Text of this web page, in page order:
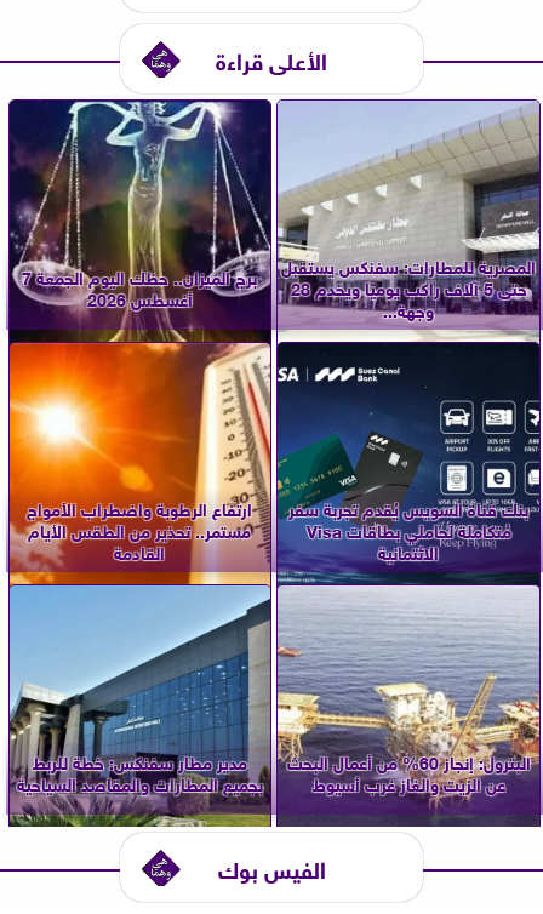
الأعلى قراءة
المصرية للمطارات: سفنكس يستقبل
حتى 5 آلاف راكب يوميًا ويخدم 28
وجهة...
برج الميزان.. حظك اليوم الجمعة 7
أغسطس 2026
بنك قناة السويس يُقدم تجربة سفر
مُتكاملة لحاملي بطاقات Visa
الائتمانية
ارتفاع الرطوبة واضطراب الأمواج
مستمر.. تحذير من الطقس الأيام
القادمة
البترول: إنجاز 60% من أعمال البحث
عن الزيت والغاز غرب أسيوط
مدير مطار سفنكس: خطة للربط
بجميع المطارات والمقاصد السياحية
الفيس بوك